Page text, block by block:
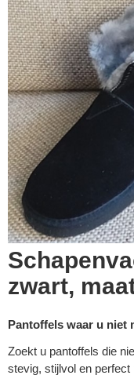
zwart,
Pantoffels waar u niet
Zoekt u pantoffels die
stevig, stijlvol en